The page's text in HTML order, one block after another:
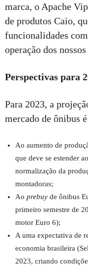
marca, o Apache
de produtos Caio,
funcionalidades
operação dos
Perspectivas para
Para 2023, a
mercado de ônibus
Ao aumento de
que deve se estender
normalização da
montadoras;
Ao prebuy de ônibus
primeiro semestre de
motor Euro 6);
A uma expectativa de
economia brasileira
2023, criando